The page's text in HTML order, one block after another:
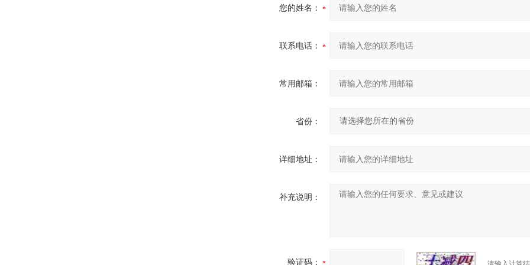
您的姓名：
联系电话：
常用邮箱：
省份：
详细地址：
补充说明：
验证码：